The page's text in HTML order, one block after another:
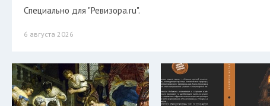
Специально для "Ревизора.ru".
6 августа 2026